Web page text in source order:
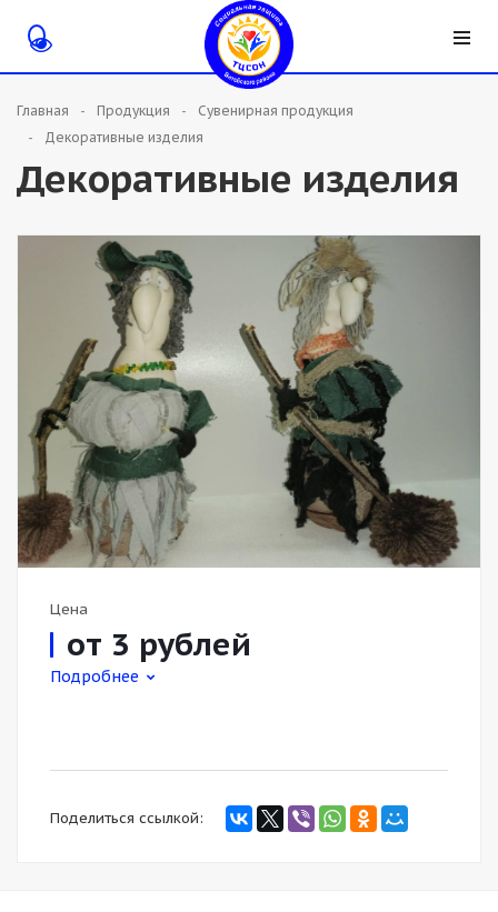
Главная Продукция
Сувенирная продукция
Декоративные изделия
Декоративные изделия
Цена
от 3 рублей
Подробнее
Поделиться ссылкой: